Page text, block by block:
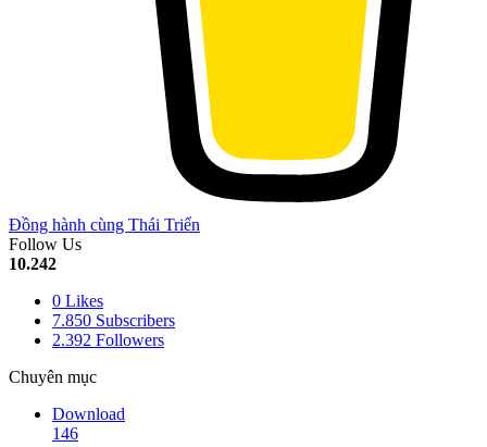
Đồng hành cùng Thái Triển
Follow Us
10.242
0 Likes
7.850 Subscribers
2.392 Followers
Chuyên mục
Download
146